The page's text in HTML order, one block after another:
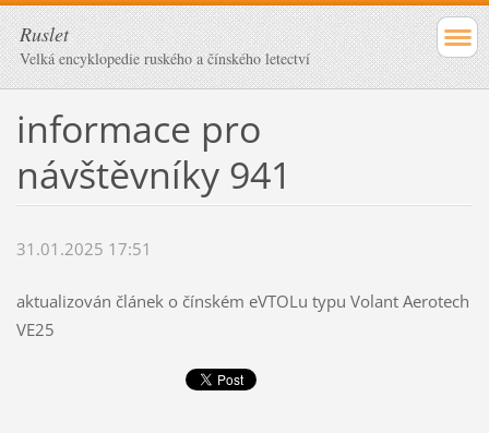
Ruslet
Velká encyklopedie ruského a čínského letectví
informace pro
návštěvníky 941
31.01.2025 17:51
aktualizován článek o čínském eVTOLu typu Volant Aerotech
VE25